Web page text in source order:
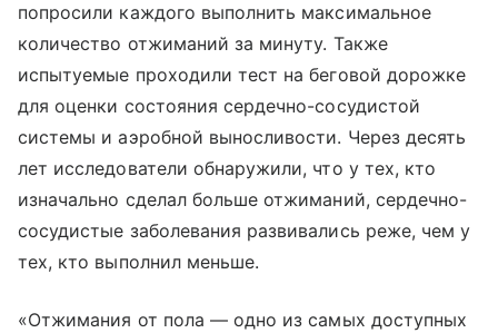
попросили каждого выполнить максимальное
количество отжиманий за минуту. Также
испытуемые проходили тест на беговой дорожке
для оценки состояния сердечно-сосудистой
системы и аэробной выносливости. Через десять
лет исследователи обнаружили, что у тех, кто
изначально сделал больше отжиманий, сердечно-
сосудистые заболевания развивались реже, чем у
тех, кто выполнил меньше.
«Отжимания от пола — одно из самых доступных